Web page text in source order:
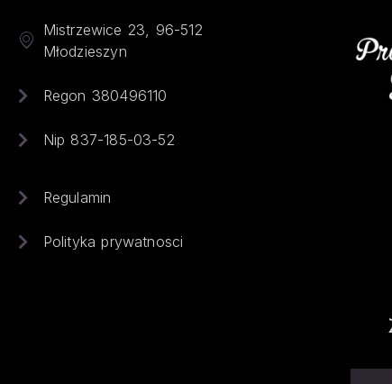
Mistrzewice 23, 96-512
Młodzieszyn
Regon 380496110
Nip 837-185-03-52
Regulamin
Polityka prywatnosci